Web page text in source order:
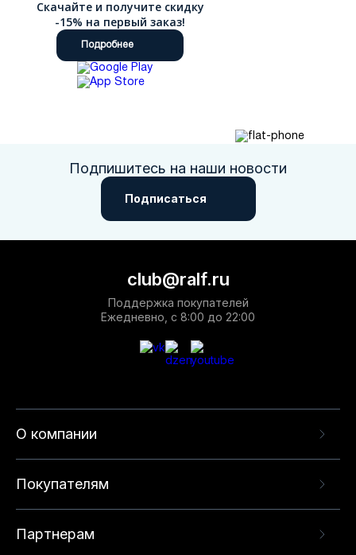
Скачайте и получите скидку
-15% на первый заказ!
Подробнее
Подпишитесь на наши новости
Подписаться
О компании
Покупателям
Партнерам
club@ralf.ru
Поддержка покупателей
Ежедневно, с 8:00 до 22:00